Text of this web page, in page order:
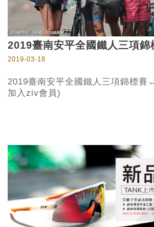
2019臺南安平全國鐵人三項錦
2019-03-18
2019臺南安平全國鐵人三項錦標賽
加入ziv會員)